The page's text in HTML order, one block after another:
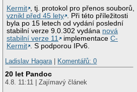
Kermit , tj. protokol pro přenos souborů,
vznikl před 45 lety . Při této příležitosti
byla po 15 letech od vydání poslední
stabilní verze 9.0.302 vydána nová
stabilní verze 11
implementaceC-
Kermit . S podporou IPv6.
Ladislav Hagara | Komentářů: 0
20 let Pandoc
4.8. 11:11 | Zajímavý článek